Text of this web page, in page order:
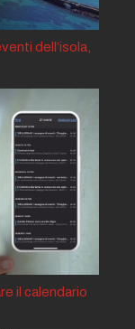
dell’isola,
il calendario